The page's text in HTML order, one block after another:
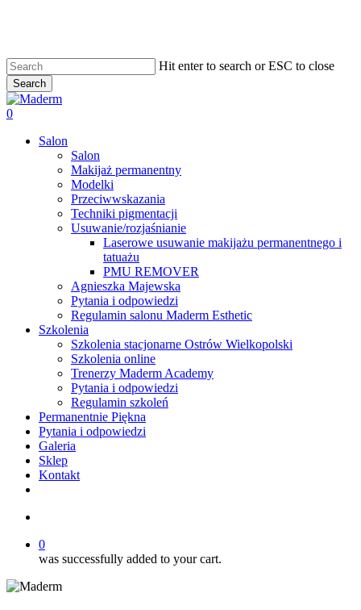
content
Hit enter to search or ESC to close
Search
Close
Search
search
0
Salon
Salon
Makijaż permanentny
Modelki
Przeciwwskazania
Techniki pigmentacji
Usuwanie/rozjaśnianie
Laserowe usuwanie makijażu permanentnego i
tatuażu
PMU REMOVER
Agnieszka Majewska
Pytania i odpowiedzi
Regulamin salonu Maderm Esthetic
Szkolenia
Szkolenia stacjonarne Ostrów Wielkopolski
Szkolenia online
Trenerzy Maderm Academy
Pytania i odpowiedzi
Regulamin szkoleń
Permanentnie Piękna
Pytania i odpowiedzi
Galeria
Sklep
Kontakt
0
was successfully added to your cart.